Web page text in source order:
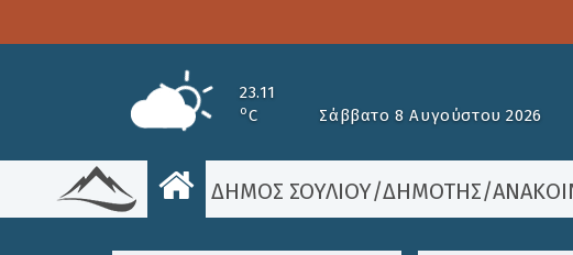
23.11
oC Σάββατο 8 Αυγούστου 2026
ΔΗΜΟΣ ΣΟΥΛΙΟΥ/ΔΗΜΟΤΗΣ/